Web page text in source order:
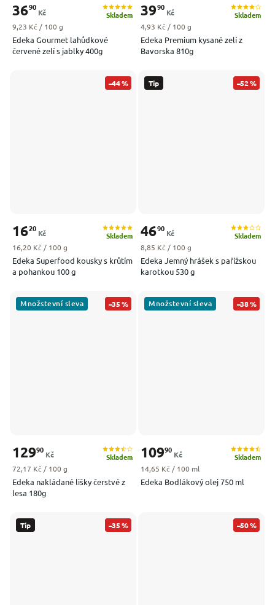
Edeka Gourmet lahůdkové
červené zelí s jablky 400g
Skladem
3690
Kč
Měrná cena:
9,23 Kč / 100 g
Edeka Premium kysané zelí z
Bavorska 810g
Skladem
3990
Kč
Měrná cena:
4,93 Kč / 100 g
–44 %
Edeka Superfood kousky s krůtím
a pohankou 100 g
Skladem
1620
Kč
Měrná cena:
16,20 Kč / 100 g
Tip –52 %
Edeka Jemný hrášek s pařížskou
karotkou 530 g
Skladem
4690
Kč
Měrná cena:
8,85 Kč / 100 g
Množstevní sleva –35 %
Edeka nakládané lišky čerstvé z
lesa 180g
Skladem
12990
Kč
Měrná cena:
72,17 Kč / 100 g
Množstevní sleva –38 %
Edeka Bodlákový olej 750 ml
Skladem
10990
Kč
Měrná cena:
14,65 Kč / 100 ml
Tip –35 % –50 %